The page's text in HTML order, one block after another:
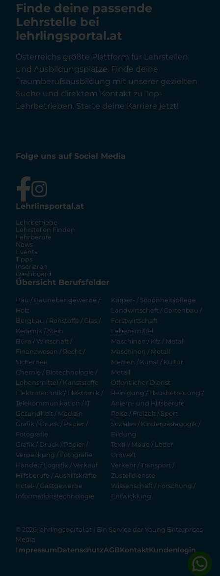
Finde deine passende
Lehrstelle bei
lehrlingsportal.at
Österreichs größte Plattform für Lehrstellen
und Ausbildungsplätze. Finde deine
Traumberufsausbildung mit unserer gezielten
Suche und direktem Kontakt zu Top-
Lehrbetrieben. Starte deine Karriere jetzt!
Folge uns auf Social Media
Lehrlinsportal.at
Lehrbetriebe
Lehrstellen Finden
Lehrberufe
News
Events
Tipps
Inserieren
Dashboard
Übersicht Berufsfelder
Bau / Baunebengewerbe /
Holz
Bergbau / Rohstoffe / Glas /
Keramik / Stein
Büro / Wirtschaft /
Finanzwesen / Recht /
Sicherheit
Chemie / Biotechnologie /
Lebensmittel / Kunststoffe
Elektrotechnik / Elektronik /
Telekommunikation / IT
Gesundheit / Medizin
Grafik / Druck / Papier /
Fotografie
Grafik / Druck / Papier /
Verpackung / Fotografie
Handel / Logistik / Verkauf
Hilfsberufe / Aushilfskräfte
Hotel- / Gastgewerbe
Informationstechnologie
Körper- / Schönheitspflege
Landwirtschaft / Gartenbau /
Forstwirtschaft
Lebensmittel
Maschinen / Kfz / Metall
Maschinen / Metall
Medien / Kunst / Kultur
Metall
Öffentlicher Dienst
Reinigung / Hausbetreuung /
Anlern- und Hilfsberufe
Reise / Freizeit / Sport
Soziales / Kinderpädagogik /
Bildung
Textil / Mode / Leder
Umwelt
Verkehr / Transport /
Zustelldienste
Wissenschaft / Forschung /
Entwicklung
© 2026 lehrlingsportal.at | Ein Service der Young Enterprises
Media
ImpressumDatenschutzAGBKontaktKundenlogin